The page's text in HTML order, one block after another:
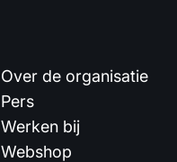
Over de organisatie
Pers
Werken bij
Webshop